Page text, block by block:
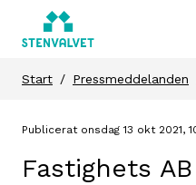
Start Pressmeddelanden
Publicerat onsdag 13 okt 2021,
Fastighets